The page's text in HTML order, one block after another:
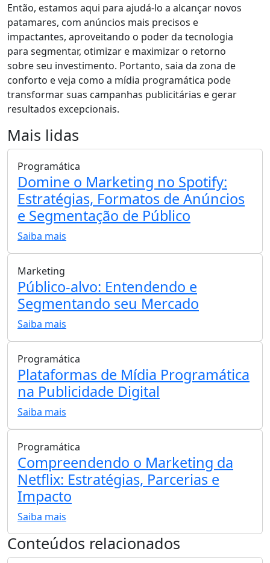
Então, estamos aqui para ajudá-lo a alcançar novos
patamares, com anúncios mais precisos e
impactantes, aproveitando o poder da tecnologia
para segmentar, otimizar e maximizar o retorno
sobre seu investimento. Portanto, saia da zona de
conforto e veja como a mídia programática pode
transformar suas campanhas publicitárias e gerar
resultados excepcionais.
Mais lidas
Programática
Domine o Marketing no Spotify:
Estratégias, Formatos de Anúncios
e Segmentação de Público
Saiba mais
Marketing
Público-alvo: Entendendo e
Segmentando seu Mercado
Saiba mais
Programática
Plataformas de Mídia Programática
na Publicidade Digital
Saiba mais
Programática
Compreendendo o Marketing da
Netflix: Estratégias, Parcerias e
Impacto
Saiba mais
Conteúdos relacionados